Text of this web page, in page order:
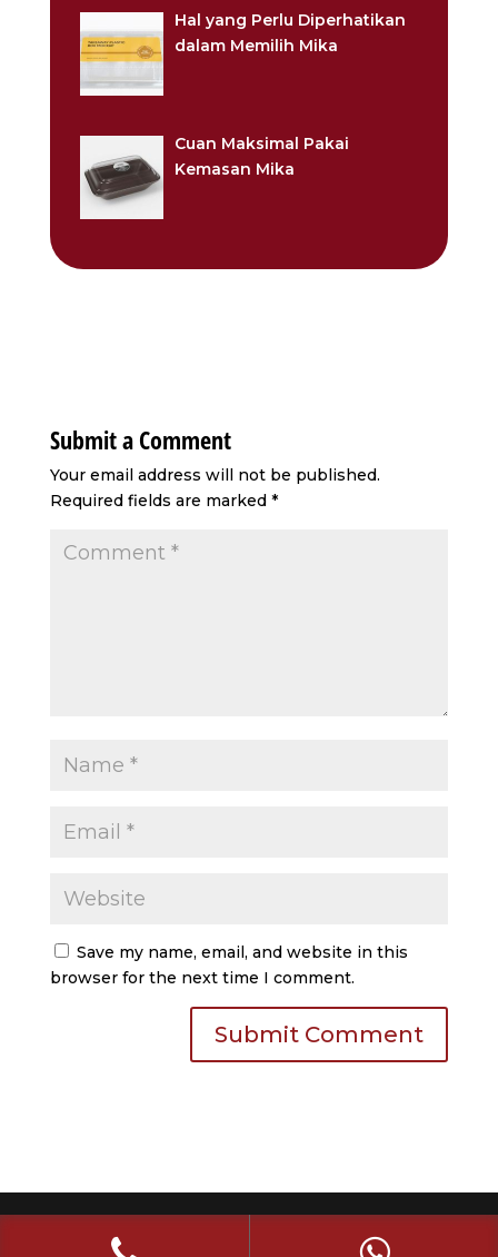
Hal yang Perlu Diperhatikan
dalam Memilih Mika
Cuan Maksimal Pakai
Kemasan Mika
Submit a Comment
Your email address will not be published.
Required fields are marked *
Save my name, email, and website in this
browser for the next time I comment.